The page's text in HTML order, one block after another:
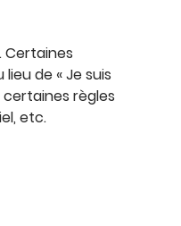
Certaines
de « Je suis
certaines règles
etc.